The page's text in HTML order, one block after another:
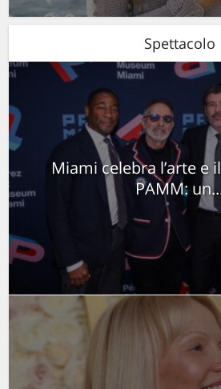
Spettacolo
Miami celebra l’arte e
PAMM: